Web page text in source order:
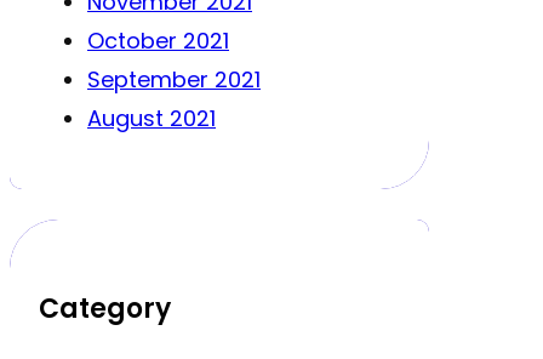
October 2021
September 2021
August 2021
Category